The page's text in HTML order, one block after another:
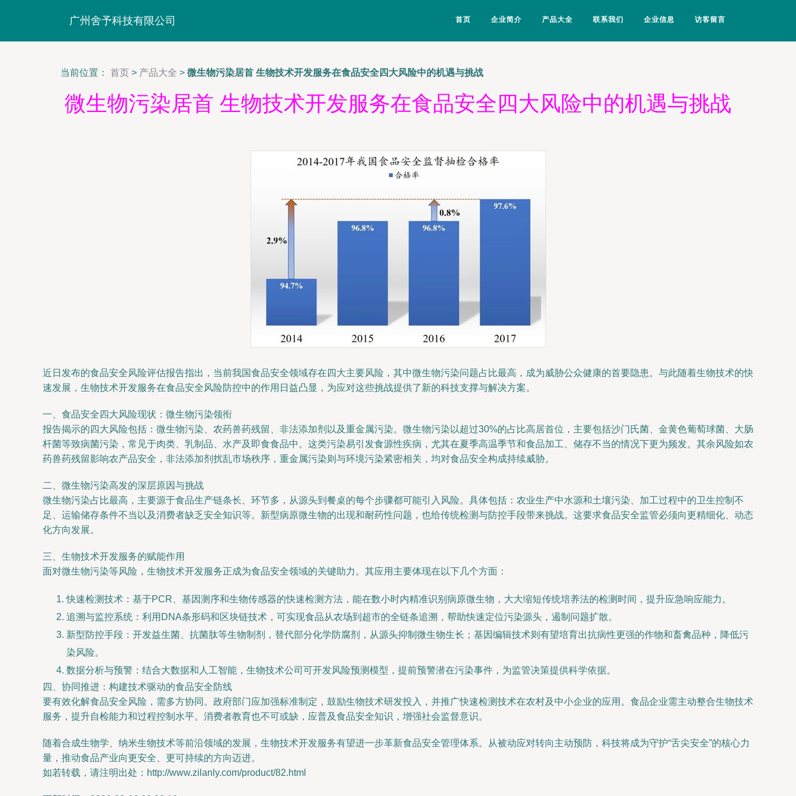
广州舍予科技有限公司 首页 企业简介 产品大全 联系我们 企业信息 访客留言
当前位置： 首页 > 产品大全 > 微生物污染居首 生物技术开发服务在食品安全四大风险中的机遇与挑战
微生物污染居首 生物技术开发服务在食品安全四大风险中的机遇与挑战
近日发布的食品安全风险评估报告指出，当前我国食品安全领域存在四大主要风险，其中微生物污染问题占比最高，成为威胁公众健康的首要隐患。与此随着生物技术的快
速发展，生物技术开发服务在食品安全风险防控中的作用日益凸显，为应对这些挑战提供了新的科技支撑与解决方案。
一、食品安全四大风险现状：微生物污染领衔
报告揭示的四大风险包括：微生物污染、农药兽药残留、非法添加剂以及重金属污染。微生物污染以超过30%的占比高居首位，主要包括沙门氏菌、金黄色葡萄球菌、大肠
杆菌等致病菌污染，常见于肉类、乳制品、水产及即食食品中。这类污染易引发食源性疾病，尤其在夏季高温季节和食品加工、储存不当的情况下更为频发。其余风险如农
药兽药残留影响农产品安全，非法添加剂扰乱市场秩序，重金属污染则与环境污染紧密相关，均对食品安全构成持续威胁。
二、微生物污染高发的深层原因与挑战
微生物污染占比最高，主要源于食品生产链条长、环节多，从源头到餐桌的每个步骤都可能引入风险。具体包括：农业生产中水源和土壤污染、加工过程中的卫生控制不
足、运输储存条件不当以及消费者缺乏安全知识等。新型病原微生物的出现和耐药性问题，也给传统检测与防控手段带来挑战。这要求食品安全监管必须向更精细化、动态
化方向发展。
三、生物技术开发服务的赋能作用
面对微生物污染等风险，生物技术开发服务正成为食品安全领域的关键助力。其应用主要体现在以下几个方面：
快速检测技术：基于PCR、基因测序和生物传感器的快速检测方法，能在数小时内精准识别病原微生物，大大缩短传统培养法的检测时间，提升应急响应能力。
追溯与监控系统：利用DNA条形码和区块链技术，可实现食品从农场到超市的全链条追溯，帮助快速定位污染源头，遏制问题扩散。
新型防控手段：开发益生菌、抗菌肽等生物制剂，替代部分化学防腐剂，从源头抑制微生物生长；基因编辑技术则有望培育出抗病性更强的作物和畜禽品种，降低污
染风险。
数据分析与预警：结合大数据和人工智能，生物技术公司可开发风险预测模型，提前预警潜在污染事件，为监管决策提供科学依据。
四、协同推进：构建技术驱动的食品安全防线
要有效化解食品安全风险，需多方协同。政府部门应加强标准制定，鼓励生物技术研发投入，并推广快速检测技术在农村及中小企业的应用。食品企业需主动整合生物技术
服务，提升自检能力和过程控制水平。消费者教育也不可或缺，应普及食品安全知识，增强社会监督意识。
随着合成生物学、纳米生物技术等前沿领域的发展，生物技术开发服务有望进一步革新食品安全管理体系。从被动应对转向主动预防，科技将成为守护“舌尖安全”的核心力
量，推动食品产业向更安全、更可持续的方向迈进。
如若转载，请注明出处：http://www.zilanly.com/product/82.html